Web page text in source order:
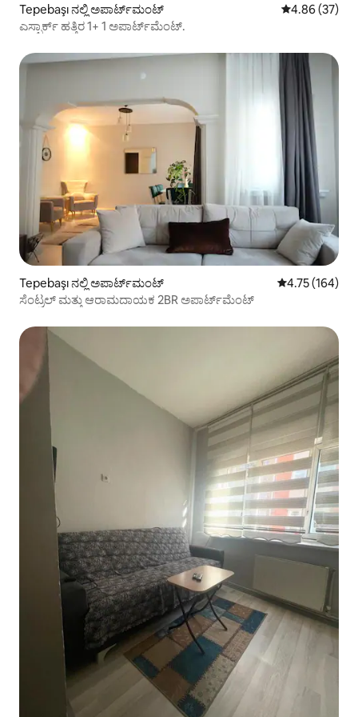
Tepebaşı ನಲ್ಲಿ ಅಪಾರ್ಟ್‌ಮಂಟ್ 5 ರಲ್ಲಿ 4.86
4.86 (37)
ಎಸ್ಪಾರ್ಕ್ ಹತ್ತಿರ 1+ 1 ಅಪಾರ್ಟ್‌ಮೆಂಟ್.
Tepebaşı ನಲ್ಲಿ ಅಪಾರ್ಟ್‌ಮಂಟ್ 5 ರಲ್ಲಿ 4.75
4.75 (164)
ಸೆಂಟ್ರಲ್ ಮತ್ತು ಆರಾಮದಾಯಕ 2BR ಅಪಾರ್ಟ್‌ಮೆಂಟ್